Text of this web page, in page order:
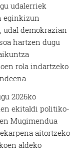
udalerriek
eginkizun
udal demokrazian
hartzen dugu
rola indartzeko
2026ko
ekitaldi politiko-
Mugimendua
aitortzeko
aldeko